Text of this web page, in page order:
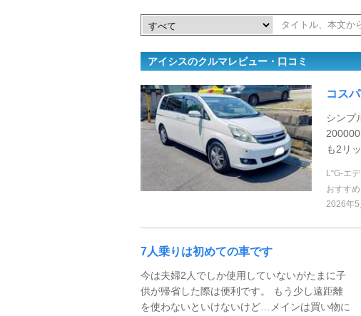
アイシスのクルマレビュー・口コミ
コス
シンプ
も2リ
L“G-エ
おすすめ
2026年5
7人乗りは初めての車です
今は夫婦2人でしか使用していないがたまに子
供が帰省した際は便利です。 もう少し遠距離
を使わないといけないけど…メインは買い物に